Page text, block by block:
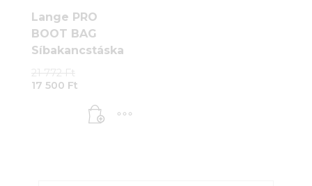
Lange PRO
BOOT BAG
Síbakancstáska
21 772Ft
21
772 Ft.
17 500 Ft
is:
17